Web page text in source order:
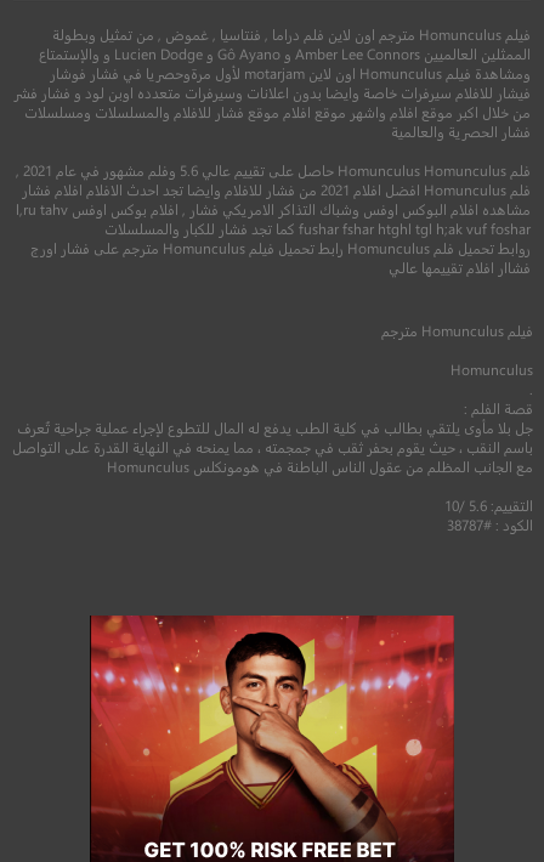
5.2
4.8
فيلم Homunculus مترجم اون لاين فلم دراما , فنتاسيا , غموض , من تمثيل وبطولة
الممثلين العالميين Amber Lee Connors و Gô Ayano و Lucien Dodge و والإستمتاع
ومشاهدة فيلم Homunculus اون لاين motarjam لأول مرةوحصريا في فشار فوشار
فيشار للافلام سيرفرات خاصة وايضا بدون اعلانات وسيرفرات متعدده اوبن لود و فشار فشر
من خلال اكبر موقع افلام واشهر موقع افلام موقع فشار للافلام والمسلسلات ومسلسلات
فشار الحصرية والعالمية
فلم Homunculus افضل افلام 2021 من فشار للافلام وايضا تجد احدث الافلام افلام فشار
مشاهده افلام البوكس اوفس وشباك التذاكر الامريكي فشار , افلام بوكس اوفس l,ru tahv
fushar fshar htghl tgl h;ak vuf foshar كما تجد فشار للكبار والمسلسلات
روابط تحميل فلم Homunculus رابط تحميل فيلم Homunculus مترجم على فشار اورج
فشاار افلام تقييمها عالي
فيلم Homunculus مترجم
Homunculus
قصة الفلم :
جل بلا مأوى يلتقي بطالب في كلية الطب يدفع له المال للتطوع لإجراء عملية جراحية تُعرف
باسم النقب ، حيث يقوم بحفر ثقب في جمجمته ، مما يمنحه في النهاية القدرة على التواصل
مع الجانب المظلم من عقول الناس الباطنة في هومونكلس Homunculus
التقييم: 5.6 /10
الكود : #38787